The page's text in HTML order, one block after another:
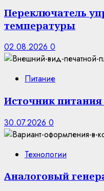
Переключатель
температуры
02.08.2026 0
Питание
Источник питания
30.07.2026 0
Технологии
Аналоговый